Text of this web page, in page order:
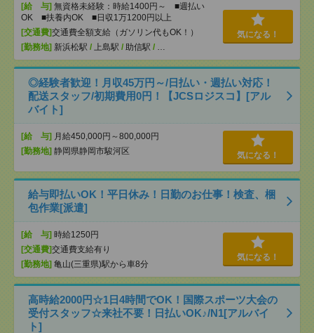
[給 与] 無資格未経験：時給1400円～ ■週払い
OK ■扶養内OK ■日収1万1200円以上
[交通費]交通費全額支給（ガソリン代もOK！）
[勤務地] 新浜松駅 / 上島駅 / 助信駅 / …
気になる！
◎経験者歓迎！月収45万円～/日払い・週払い対応！
配送スタッフ/初期費用0円！【JCSロジスコ】[アル
バイト]
[給 与] 月給450,000円～800,000円
[勤務地] 静岡県静岡市駿河区 気になる！
給与即払いOK！平日休み！日勤のお仕事！検査、梱
包作業[派遣]
[給 与] 時給1250円
[交通費]交通費支給有り
[勤務地] 亀山(三重県)駅から車8分
気になる！
高時給2000円☆1日4時間でOK！国際スポーツ大会の
受付スタッフ☆来社不要！日払いOK♪/N1[アルバイ
ト]